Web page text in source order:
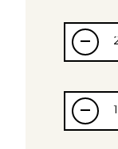
–
–